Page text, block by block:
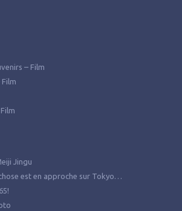
– Film
Jingu
est en approche sur Tokyo…